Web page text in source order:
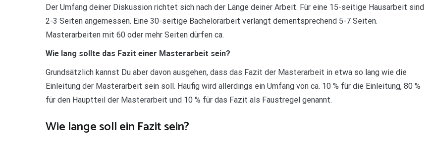
Der Umfang deiner Diskussion richtet sich nach der Länge deiner Arbeit. Für eine 15-seitige Hausarbeit sind
2-3 Seiten angemessen. Eine 30-seitige Bachelorarbeit verlangt dementsprechend 5-7 Seiten.
Masterarbeiten mit 60 oder mehr Seiten dürfen ca.
Wie lang sollte das Fazit einer Masterarbeit sein?
Grundsätzlich kannst Du aber davon ausgehen, dass das Fazit der Masterarbeit in etwa so lang wie die
Einleitung der Masterarbeit sein soll. Häufig wird allerdings ein Umfang von ca. 10 % für die Einleitung, 80 %
für den Hauptteil der Masterarbeit und 10 % für das Fazit als Faustregel genannt.
Wie lange soll ein Fazit sein?